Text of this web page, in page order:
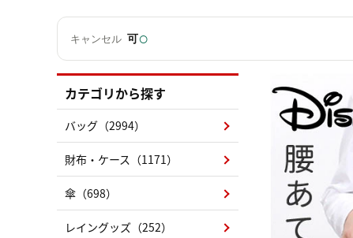
キャンセル 可○
カテゴリから探す
バッグ（2994）
財布・ケース（1171）
傘（698）
レイングッズ（252）